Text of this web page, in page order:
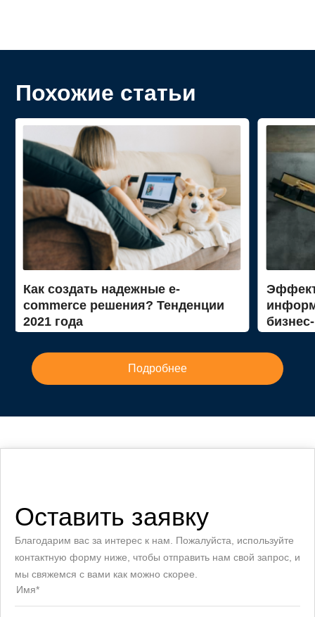
Похожие статьи
Как создать надежные e-
commerce решения? Тенденции
2021 года
Подробнее
Оставить заявку
Благодарим вас за интерес к нам. Пожалуйста, используйте
контактную форму ниже, чтобы отправить нам свой запрос, и
мы свяжемся с вами как можно скорее.